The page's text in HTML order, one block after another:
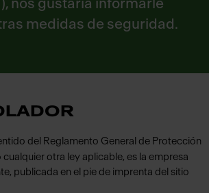
nos gustaría informarle
medidas de seguridad.
del Reglamento General de Protección
cualquier otra ley aplicable, es la empresa
publicada en el pie de imprenta del sitio